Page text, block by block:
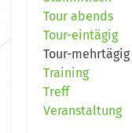
Tour abends
Tour-eintägig
Tour-mehrtägig
Training
Treff
Veranstaltung